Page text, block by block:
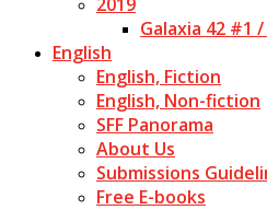
Galaxia 42 #1
English
English, Fiction
English, Non-fiction
SFF Panorama
About Us
Submissions
Free E-books